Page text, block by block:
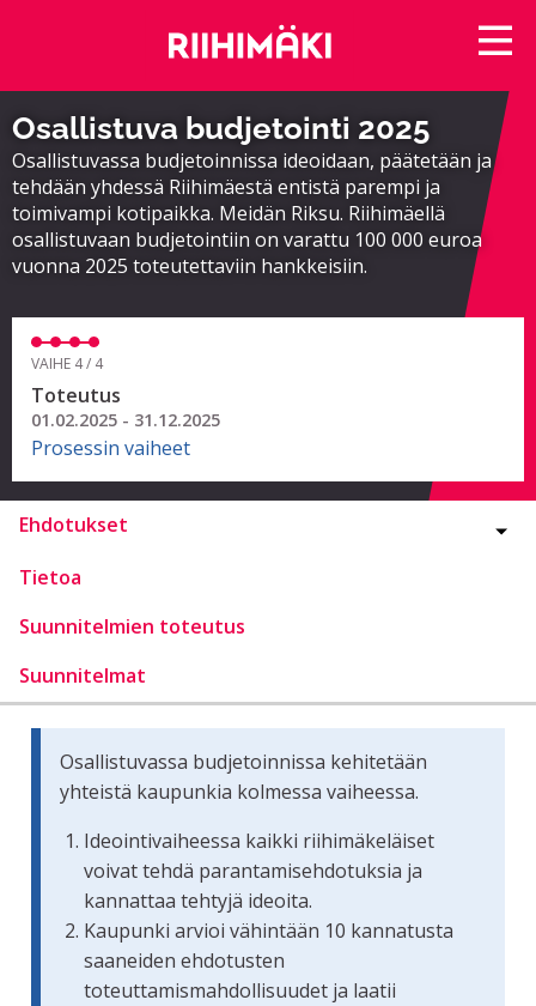
Osallistuva budjetointi 2025
Osallistuvassa budjetoinnissa ideoidaan, päätetään ja
tehdään yhdessä Riihimäestä entistä parempi ja
toimivampi kotipaikka. Meidän Riksu. Riihimäellä
osallistuvaan budjetointiin on varattu 100 000 euroa
vuonna 2025 toteutettaviin hankkeisiin.
VAIHE 4 / 4
Toteutus
01.02.2025 - 31.12.2025
Prosessin vaiheet
Ehdotukset
Tietoa
Suunnitelmien toteutus
Suunnitelmat
Osallistuvassa budjetoinnissa kehitetään
yhteistä kaupunkia kolmessa vaiheessa.
Ideointivaiheessa kaikki riihimäkeläiset
voivat tehdä parantamisehdotuksia ja
kannattaa tehtyjä ideoita.
Kaupunki arvioi vähintään 10 kannatusta
saaneiden ehdotusten
toteuttamismahdollisuudet ja laatii